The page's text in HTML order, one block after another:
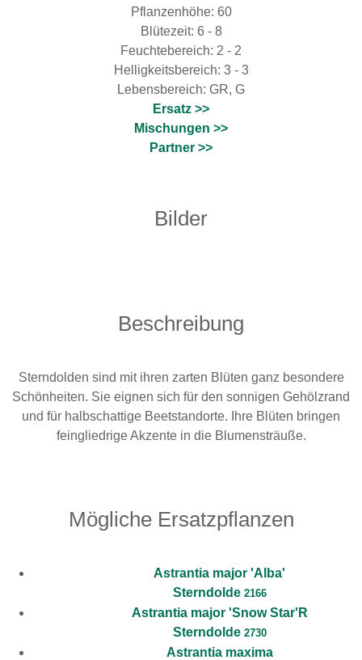
Pflanzenhöhe: 60
Blütezeit: 6 - 8
Feuchtebereich: 2 - 2
Helligkeitsbereich: 3 - 3
Lebensbereich: GR, G
Ersatz >>
Mischungen >>
Partner >>
Bilder
Beschreibung
Sterndolden sind mit ihren zarten Blüten ganz besondere
Schönheiten. Sie eignen sich für den sonnigen Gehölzrand
und für halbschattige Beetstandorte. Ihre Blüten bringen
feingliedrige Akzente in die Blumensträuße.
Mögliche Ersatzpflanzen
Astrantia major 'Alba'
Sterndolde 2166
Astrantia major 'Snow Star'R
Sterndolde 2730
Astrantia maxima